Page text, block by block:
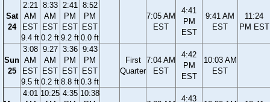
Sat
24
2:21
AM
EST
9.4 ft
8:33
AM
EST
0.2 ft
2:41
PM
EST
9.2 ft
8:52
PM
EST
0.0 ft
7:05 AM
EST
4:41
PM
EST
9:41 AM
EST
11:24
PM EST
Sun
25
3:08
AM
EST
9.5 ft
9:27
AM
EST
0.2 ft
3:36
PM
EST
8.8 ft
9:43
PM
EST
0.3 ft
First
Quarter
7:04 AM
EST
4:42
PM
EST
10:03 AM
EST
4:01 10:25 4:35 10:38
4:43